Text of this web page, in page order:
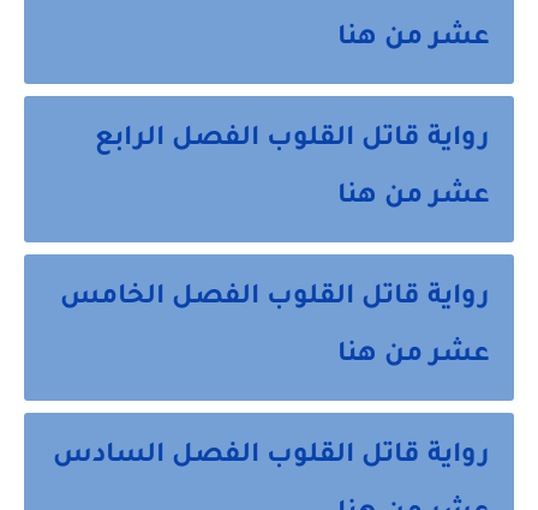
عشر من هنا
رواية قاتل القلوب الفصل الرابع
عشر من هنا
رواية قاتل القلوب الفصل الخامس
عشر من هنا
رواية قاتل القلوب الفصل السادس